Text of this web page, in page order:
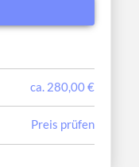
ca. 280,00 €
Preis prüfen